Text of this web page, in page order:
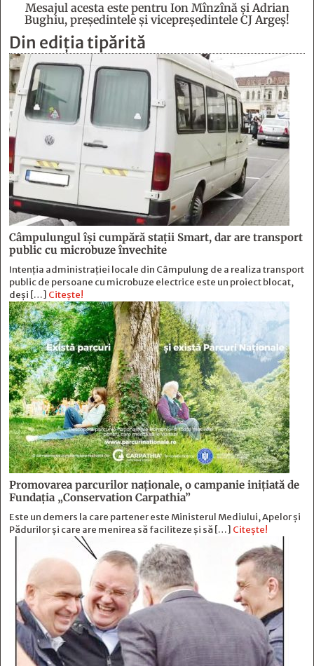
Mesajul acesta este pentru Ion Mînzînă şi Adrian
Bughiu, preşedintele şi vicepreşedintele CJ Argeş!
Din ediția tipărită
Câmpulungul îşi cumpără staţii Smart, dar are transport
public cu microbuze învechite
Intenția administrației locale din Câmpulung de a realiza transport
public de persoane cu microbuze electrice este un proiect blocat,
deși […] Citește!
Promovarea parcurilor naționale, o campanie inițiată de
Fundația „Conservation Carpathia”
Este un demers la care partener este Ministerul Mediului, Apelor și
Pădurilor și care are menirea să faciliteze și să […] Citește!